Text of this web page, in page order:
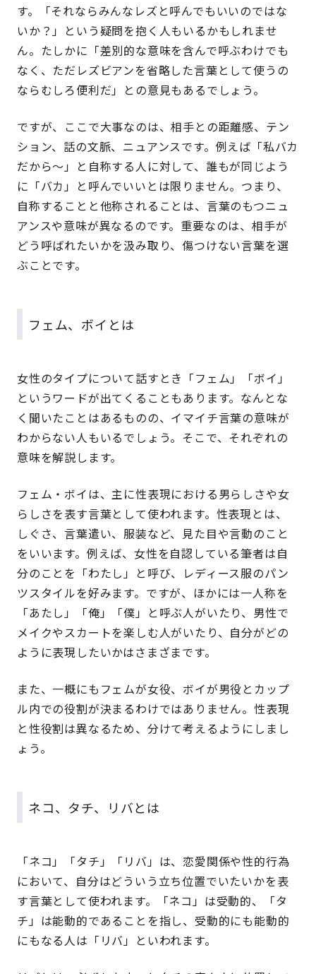
す。「それならみんなレズと呼んでもいいのではな
いか？」という疑問を抱く人もいるかもしれませ
ん。たしかに「差別的な意味を含んで呼ぶわけでも
なく、ただレズビアンを省略した言葉として使うの
ならむしろ便利だ」との意見もあるでしょう。
ですが、ここで大事なのは、相手との距離感、テン
ション、話の文脈、ニュアンスです。例えば「私バカ
だから〜」と自称する人に対して、誰もが同じよう
に「バカ」と呼んでいいとは限りません。つまり、
自称することと他称されることは、言葉のもつニュ
アンスや意味が異なるのです。重要なのは、相手が
どう呼ばれたいかを汲み取り、傷つけない言葉を選
ぶことです。
フェム、ボイとは
女性のタイプについて話すとき「フェム」「ボイ」
というワードが出てくることもあります。なんとな
く聞いたことはあるものの、イマイチ言葉の意味が
わからない人もいるでしょう。そこで、それぞれの
意味を解説します。
フェム・ボイは、主に性表現における男らしさや女
らしさを表す言葉として使われます。性表現とは、
しぐさ、言葉遣い、服装など、見た目や言動のこと
をいいます。例えば、女性を自認している筆者は自
分のことを「わたし」と呼び、レディース服のパン
ツスタイルを好みます。ですが、ほかには一人称を
「あたし」「俺」「僕」と呼ぶ人がいたり、男性で
メイクやスカートを楽しむ人がいたり、自分がどの
ように表現したいかはさまざまです。
また、一概にもフェムが女役、ボイが男役とカップ
ル内での役割が決まるわけではありません。性表現
と性役割は異なるため、分けて考えるようにしまし
ょう。
ネコ、タチ、リバとは
「ネコ」「タチ」「リバ」は、恋愛関係や性的行為
において、自分はどういう立ち位置でいたいかを表
す言葉として使われます。「ネコ」は受動的、「タ
チ」は能動的であることを指し、受動的にも能動的
にもなる人は「リバ」といわれます。